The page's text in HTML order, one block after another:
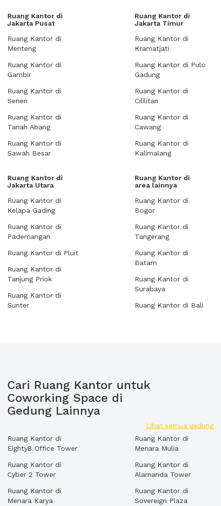
Ruang Kantor di
Jakarta Pusat
Ruang Kantor di
Menteng
Ruang Kantor di
Gambir
Ruang Kantor di
Senen
Ruang Kantor di
Tanah Abang
Ruang Kantor di
Sawah Besar
Ruang Kantor di
Jakarta Timur
Ruang Kantor di
Kramatjati
Ruang Kantor di Pulo
Gadung
Ruang Kantor di
Cililitan
Ruang Kantor di
Cawang
Ruang Kantor di
Kalimalang
Ruang Kantor di
Jakarta Utara
Ruang Kantor di
Kelapa Gading
Ruang Kantor di
Pademangan
Ruang Kantor di Pluit
Ruang Kantor di
Tanjung Priok
Ruang Kantor di
Sunter
Ruang Kantor di
area lainnya
Ruang Kantor di
Bogor
Ruang Kantor di
Tangerang
Ruang Kantor di
Batam
Ruang Kantor di
Surabaya
Ruang Kantor di Bali
Cari Ruang Kantor untuk
Coworking Space di
Gedung Lainnya
Lihat semua gedung
Ruang Kantor di
Eighty8 Office Tower
Ruang Kantor di
Cyber 2 Tower
Ruang Kantor di
Menara Karya
Ruang Kantor di
Menara Mulia
Ruang Kantor di
Alamanda Tower
Ruang Kantor di
Sovereign Plaza